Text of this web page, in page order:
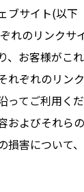
ブサイト(以下
れのリンクサ
、お客様がこ
れぞれのリン
てご利用くだ
およびそれら
損害について